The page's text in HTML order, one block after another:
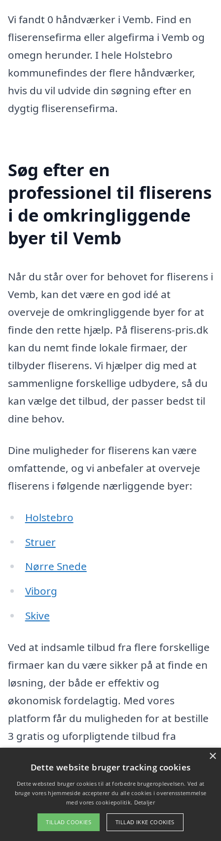
Vi fandt 0 håndværker i Vemb. Find en
fliserensefirma eller algefirma i Vemb og
omegn herunder. I hele Holstebro
kommunefindes der flere håndværker,
hvis du vil udvide din søgning efter en
dygtig fliserensefirma.
Søg efter en
professionel til fliserens
i de omkringliggende
byer til Vemb
Når du står over for behovet for fliserens i
Vemb, kan det være en god idé at
overveje de omkringliggende byer for at
finde den rette hjælp. På fliserens-pris.dk
kan du nemt finde lokale firmaer, der
tilbyder fliserens. Vi hjælper dig med at
sammenligne forskellige udbydere, så du
kan vælge det tilbud, der passer bedst til
dine behov.
Dine muligheder for fliserens kan være
omfattende, og vi anbefaler at overveje
fliserens i følgende nærliggende byer:
Holstebro
Struer
Nørre Snede
Viborg
Skive
Ved at indsamle tilbud fra flere forskellige
firmaer kan du være sikker på at finde en
løsning, der både er effektiv og
økonomisk fordelagtig. Med vores
platform får du muligheden for at bestille
3 gratis og uforpligtende tilbud fra
Det gør beslutningen lettere, så du kan få
renere fliser uden unødige omkostninger.
Få 3 tilbud, gratis og uforpligtende
×
Dette website bruger tracking cookies
Dette websted bruger cookies til at forbedre brugeroplevelsen. Ved at
bruge vores hjemmeside accepterer du alle cookies i overensstemmelse
med vores cookiepolitik. Detaljer
TILLAD COOKIES TILLAD IKKE COOKIES